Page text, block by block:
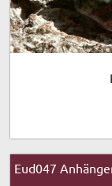
Eud047